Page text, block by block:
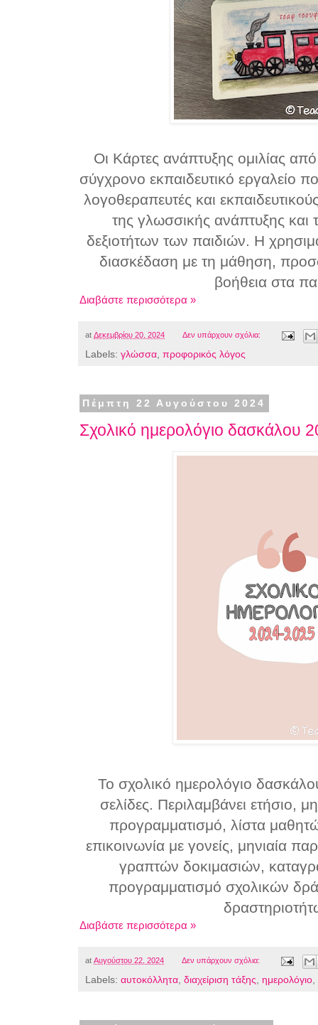
Οι Κάρτες ανάπτυξης ομιλίας
σύγχρονο εκπαιδευτικό εργαλείο
λογοθεραπευτές και
της γλωσσικής ανάπτυξης και
δεξιοτήτων των παιδιών. Η
διασκέδαση με τη μάθηση,
βοήθεια στα
Διαβάστε περισσότερα »
at Δεκεμβρίου 20, 2024 Δεν υπάρχουν σχόλια:
Labels: γλώσσα προφορικός λόγος
Πέμπτη 22 Αυγούστου 2024
Σχολικό ημερολόγιο δασκάλου
Το σχολικό ημερολόγιο
σελίδες. Περιλαμβάνει ετήσιο,
προγραμματισμό, λίστα
επικοινωνία με γονείς, μηνιαία
γραπτών δοκιμασιών,
προγραμματισμό σχολικών
Διαβάστε περισσότερα »
at Αυγούστου 22, 2024 Δεν υπάρχουν σχόλια:
Labels: αυτοκόλλητα διαχείριση τάξης ημερολόγιο